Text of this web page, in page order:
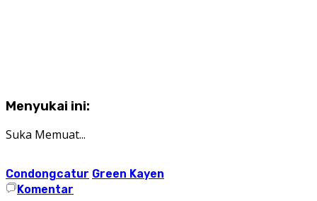
Menyukai ini:
Suka Memuat...
Condongcatur Green Kayen
Komentar